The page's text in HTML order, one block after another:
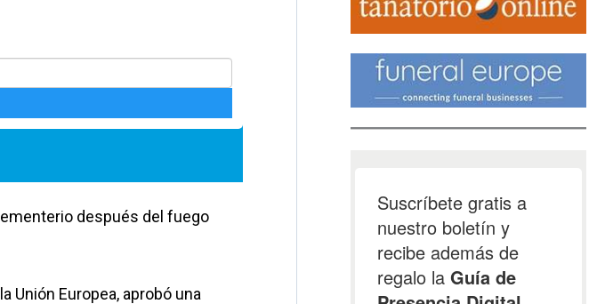
después del fuego
Unión Europea, aprobó una